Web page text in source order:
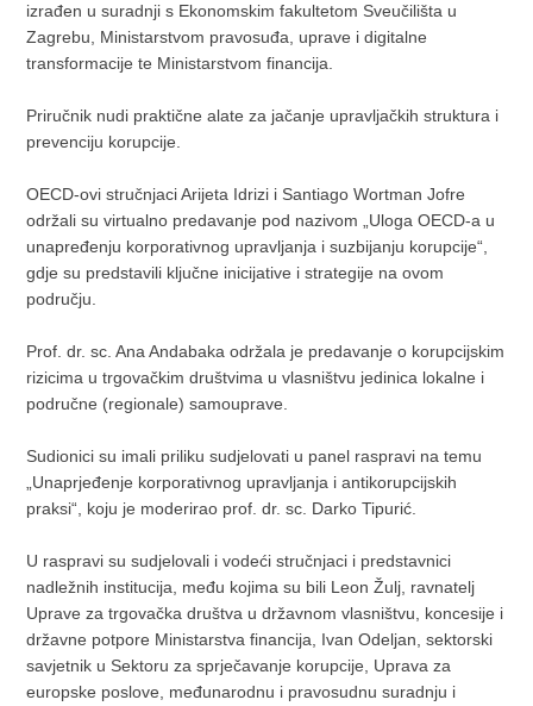
izrađen u suradnji s Ekonomskim fakultetom Sveučilišta u
Zagrebu, Ministarstvom pravosuđa, uprave i digitalne
transformacije te Ministarstvom financija.
Priručnik nudi praktične alate za jačanje upravljačkih struktura i
prevenciju korupcije.
OECD-ovi stručnjaci Arijeta Idrizi i Santiago Wortman Jofre
održali su virtualno predavanje pod nazivom „Uloga OECD-a u
unapređenju korporativnog upravljanja i suzbijanju korupcije“,
gdje su predstavili ključne inicijative i strategije na ovom
području.
Prof. dr. sc. Ana Andabaka održala je predavanje o korupcijskim
rizicima u trgovačkim društvima u vlasništvu jedinica lokalne i
područne (regionale) samouprave.
Sudionici su imali priliku sudjelovati u panel raspravi na temu
„Unaprjeđenje korporativnog upravljanja i antikorupcijskih
praksi“, koju je moderirao prof. dr. sc. Darko Tipurić.
U raspravi su sudjelovali i vodeći stručnjaci i predstavnici
nadležnih institucija, među kojima su bili Leon Žulj, ravnatelj
Uprave za trgovačka društva u državnom vlasništvu, koncesije i
državne potpore Ministarstva financija, Ivan Odeljan, sektorski
savjetnik u Sektoru za sprječavanje korupcije, Uprava za
europske poslove, međunarodnu i pravosudnu suradnju i